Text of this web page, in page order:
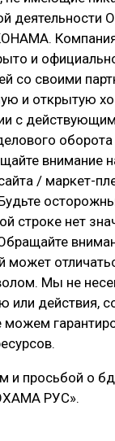
зонами
для A052
и
со своими
и открытую
с
внимание
/ маркет-
строке нет
может
Мы не
или действия,
можем
и просьбой о
РУС».